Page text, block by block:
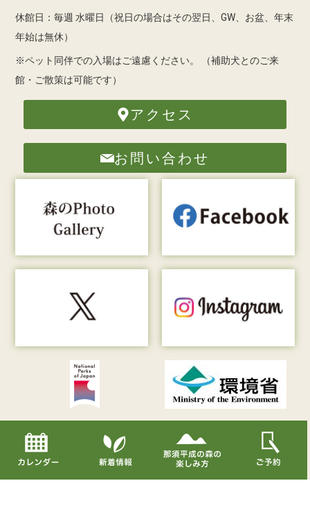
休館日：毎週 水曜日（祝日の場合はその翌日、GW、お盆、年末
年始は無休）
※ペット同伴での入場はご遠慮ください。
（補助犬とのご来
館・ご散策は可能です）
アクセス
お問い合わせ